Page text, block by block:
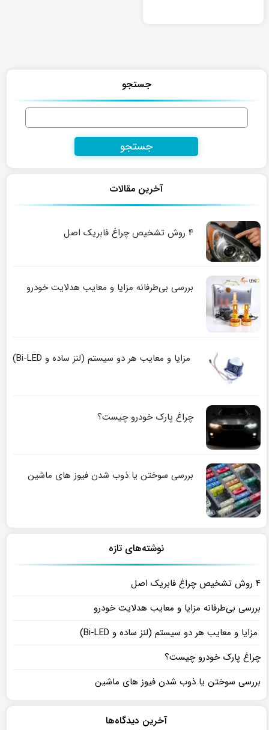
جستجو
جستجو
آخرین مقالات
۴ روش تشخیص چراغ فابریک اصل
بررسی بی‌طرفانه مزایا و معایب هدلایت خودرو
مزایا و معایب هر دو سیستم (لنز ساده و Bi-LED)
چراغ پارک خودرو چیست؟
بررسی سوختن یا ذوب شدن فیوز های ماشین
نوشته‌های تازه
۴ روش تشخیص چراغ فابریک اصل
بررسی بی‌طرفانه مزایا و معایب هدلایت خودرو
مزایا و معایب هر دو سیستم (لنز ساده و Bi-LED)
چراغ پارک خودرو چیست؟
بررسی سوختن یا ذوب شدن فیوز های ماشین
آخرین دیدگاه‌ها